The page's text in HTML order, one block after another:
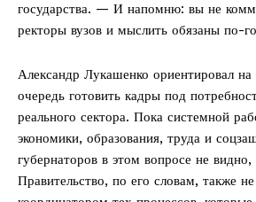
государства. — И напомню: вы не
ректоры вузов и мыслить обязаны по-
Александр Лукашенко ориентировал
очередь готовить кадры под
реального сектора. Пока системной
экономики, образования, труда и
губернаторов в этом вопросе не
Правительство, по его словам, также не